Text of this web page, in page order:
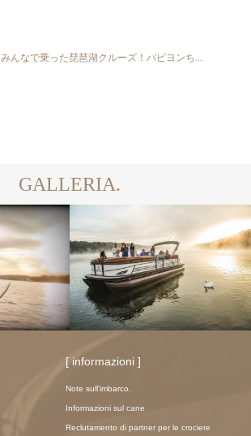
みんなで乗った琵琶湖クルーズ！パピヨンち...
GALLERIA.
[ informazioni ]
Note sull'imbarco.
Informazioni sul cane
Reclutamento di partner per le crociere